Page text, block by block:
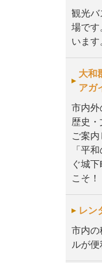
観光バ
場です
います
大和
アガ
市内外
歴史・
ご案内
「平
ぐ城
こそ！
レン
市内の
ルが便